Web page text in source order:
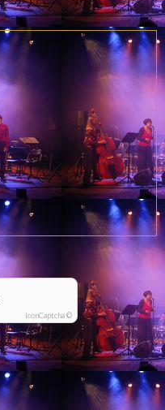
IconCaptcha ©